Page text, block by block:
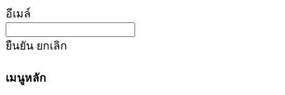
อีเมล์
ยืนยัน ยกเลิก
เมนูหลัก